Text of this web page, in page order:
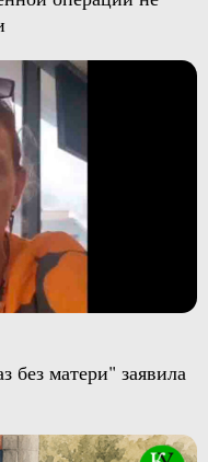
без матери" заявила